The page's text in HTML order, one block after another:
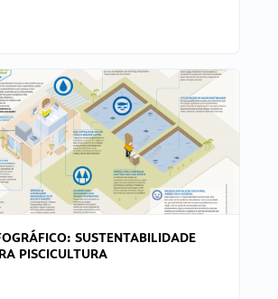
SUSTENTABILIDADE
PISCICULTURA